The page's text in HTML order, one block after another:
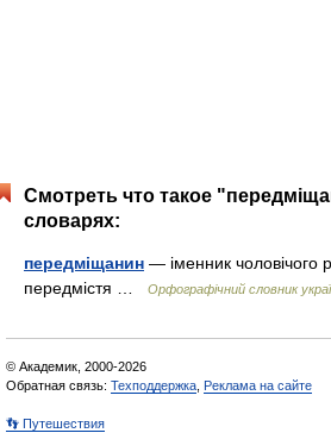
Смотреть что такое
словарях:
передміщанин — іменник чоловічого
передмістя …
Орфографічний словник
© Академик, 2000-2026
Обратная связь: Техподдержка Реклама на сайте
👣 Путешествия